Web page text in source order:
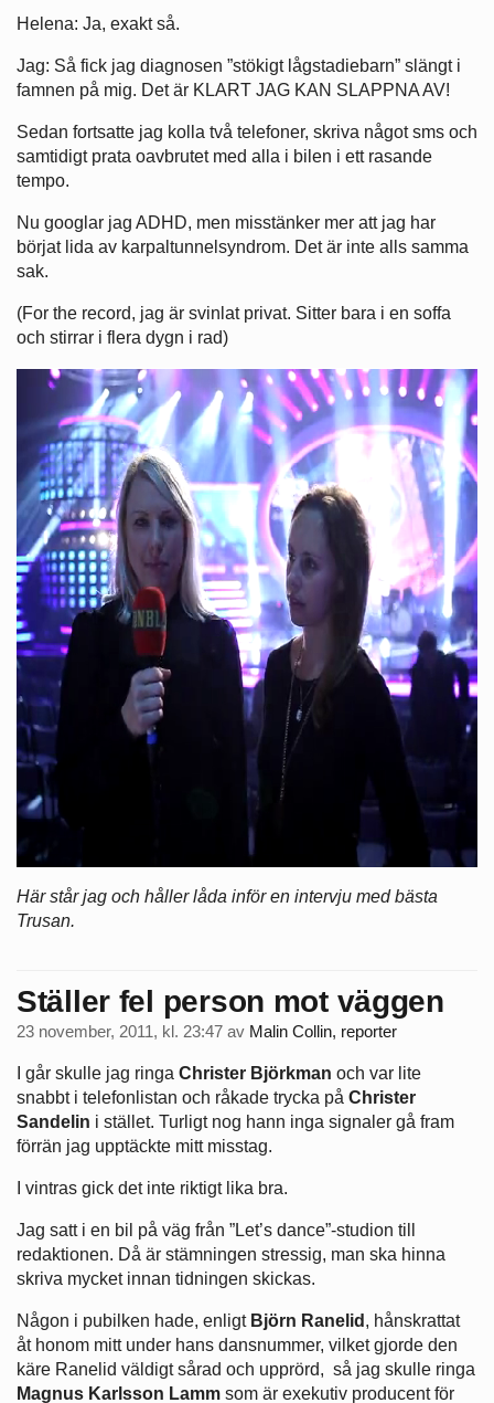
Helena: Ja, exakt så.
Jag: Så fick jag diagnosen ”stökigt lågstadiebarn” slängt i
famnen på mig. Det är KLART JAG KAN SLAPPNA AV!
Sedan fortsatte jag kolla två telefoner, skriva något sms och
samtidigt prata oavbrutet med alla i bilen i ett rasande
tempo.
Nu googlar jag ADHD, men misstänker mer att jag har
börjat lida av karpaltunnelsyndrom. Det är inte alls samma
sak.
(For the record, jag är svinlat privat. Sitter bara i en soffa
och stirrar i flera dygn i rad)
Här står jag och håller låda inför en intervju med bästa
Trusan.
Ställer fel person mot väggen
23 november, 2011, kl. 23:47 av Malin Collin, reporter
I går skulle jag ringa Christer Björkman och var lite
snabbt i telefonlistan och råkade trycka på Christer
Sandelin i stället. Turligt nog hann inga signaler gå fram
förrän jag upptäckte mitt misstag.
I vintras gick det inte riktigt lika bra.
Jag satt i en bil på väg från ”Let’s dance”-studion till
redaktionen. Då är stämningen stressig, man ska hinna
skriva mycket innan tidningen skickas.
Någon i pubilken hade, enligtBjörn Ranelid , hånskrattat
åt honom mitt under hans dansnummer, vilket gjorde den
käre Ranelid väldigt sårad och upprörd, så jag skulle ringa
Magnus Karlsson Lamm som är exekutiv producent för